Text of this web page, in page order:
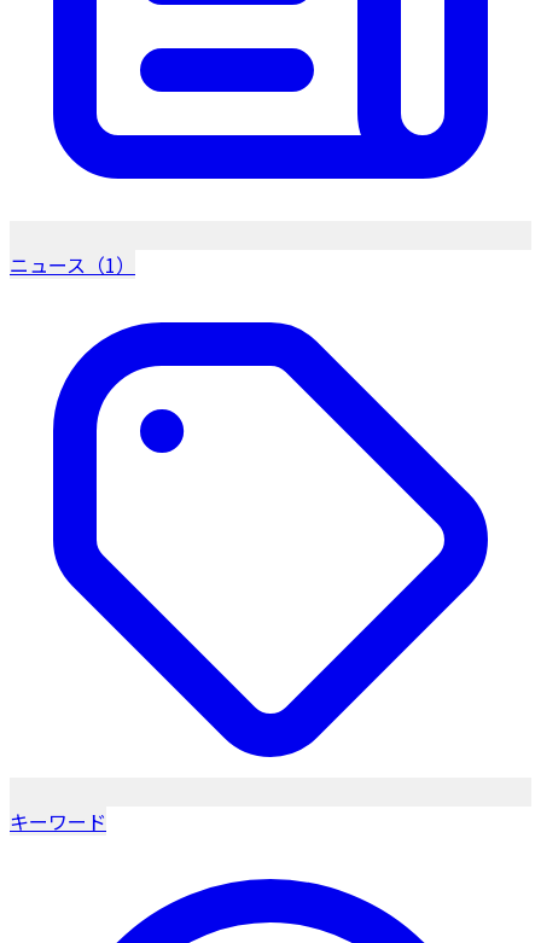
ニュース（1）
キーワード